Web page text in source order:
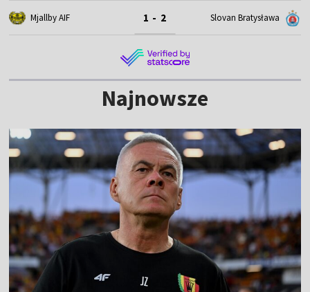
Mjallby AIF 1 - 2 Slovan Bratysława
Najnowsze